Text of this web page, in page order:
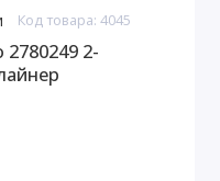
Код товара: 4045